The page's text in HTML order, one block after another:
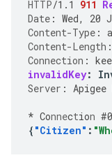
HTTP/1.1 911
Date : Wed, 20
Content-Type :
Content-Length :
Connection :
invalidKey:
Server : Apigee
* Connection #0
{ "Citizen" :